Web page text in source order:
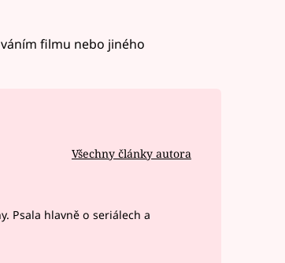
filmu nebo jiného
Všechny články autora
Psala hlavně o seriálech a